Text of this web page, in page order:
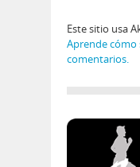
Este sitio usa
Aprende cómo
comentarios.